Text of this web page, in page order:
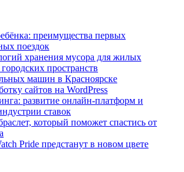
преимущества первых
поездок
хранения мусора для жилых
пространств
машин в Красноярске
сайтов на WordPress
развитие онлайн-платформ и
ставок
который поможет спастись от
Pride предстанут в новом цвете